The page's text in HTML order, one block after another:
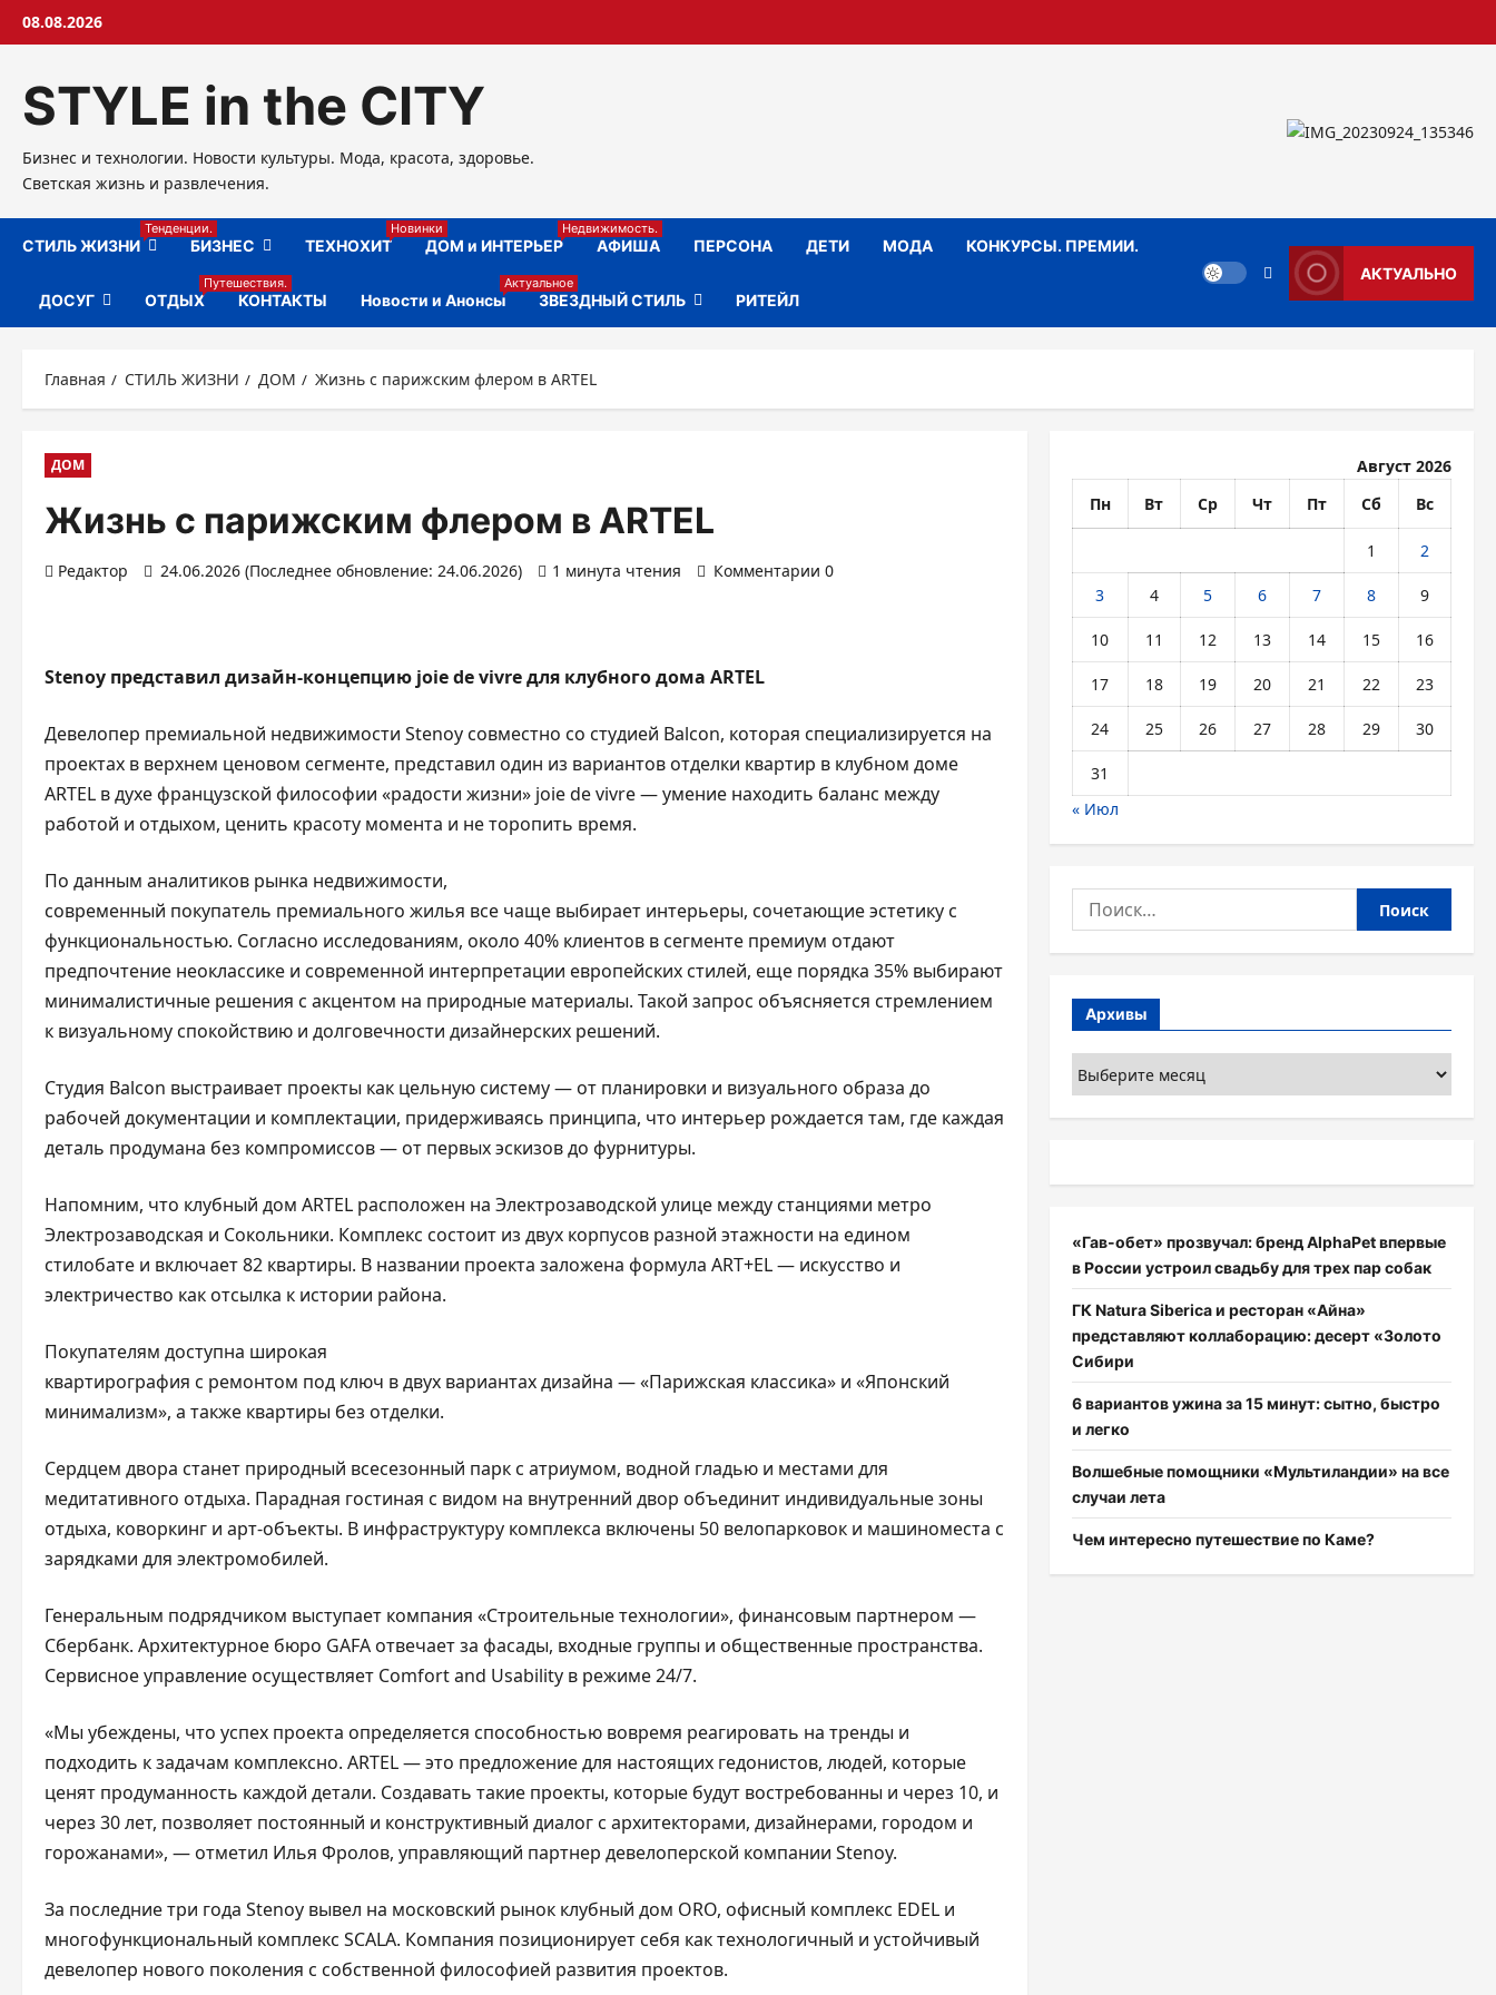
Перейти
08.08.2026
STYLE in the CITY
Бизнес и технологии. Новости культуры. Мода, красота, здоровье.
Светская жизнь и развлечения.
СТИЛЬ ЖИЗНИ
Тенденции.
БИЗНЕС ТЕХНОХИТ
Новинки
ДОМ и ИНТЕРЬЕР
Недвижимость.
АФИША ПЕРСОНА ДЕТИ МОДА КОНКУРСЫ. ПРЕМИИ.
ДОСУГ ОТДЫХ
Путешествия.
КОНТАКТЫ Новости и Анонсы
Актуальное
ЗВЕЗДНЫЙ СТИЛЬ РИТЕЙЛ
АКТУАЛЬНО
Главная СТИЛЬ ЖИЗНИ ДОМ Жизнь с парижским флером в ARTEL
ДОМ
Жизнь с парижским флером в ARTEL
Редактор 24.06.2026 (Последнее обновление: 24.06.2026) 1 минута чтения Комментарии 0
Stenoy представил дизайн-концепцию joie de vivre для клубного дома ARTEL
Девелопер премиальной недвижимости Stenoy совместно со студией Balcon, которая специализируется на
проектах в верхнем ценовом сегменте, представил один из вариантов отделки квартир в клубном доме
ARTEL в духе французской философии «радости жизни» joie de vivre — умение находить баланс между
работой и отдыхом, ценить красоту момента и не торопить время.
По данным аналитиков рынка недвижимости,
современный покупатель премиального жилья все чаще выбирает интерьеры, сочетающие эстетику с
функциональностью. Согласно исследованиям, около 40% клиентов в сегменте премиум отдают
предпочтение неоклассике и современной интерпретации европейских стилей, еще порядка 35% выбирают
минималистичные решения с акцентом на природные материалы. Такой запрос объясняется стремлением
к визуальному спокойствию и долговечности дизайнерских решений.
Студия Balcon выстраивает проекты как цельную систему — от планировки и визуального образа до
рабочей документации и комплектации, придерживаясь принципа, что интерьер рождается там, где каждая
деталь продумана без компромиссов — от первых эскизов до фурнитуры.
Напомним, что клубный дом ARTEL расположен на Электрозаводской улице между станциями метро
Электрозаводская и Сокольники. Комплекс состоит из двух корпусов разной этажности на едином
стилобате и включает 82 квартиры. В названии проекта заложена формула ART+EL — искусство и
электричество как отсылка к истории района.
Покупателям доступна широкая
квартирография с ремонтом под ключ в двух вариантах дизайна — «Парижская классика» и «Японский
минимализм», а также квартиры без отделки.
Сердцем двора станет природный всесезонный парк с атриумом, водной гладью и местами для
медитативного отдыха. Парадная гостиная с видом на внутренний двор объединит индивидуальные зоны
отдыха, коворкинг и арт-объекты. В инфраструктуру комплекса включены 50 велопарковок и машиноместа с
зарядками для электромобилей.
Генеральным подрядчиком выступает компания «Строительные технологии», финансовым партнером —
Сбербанк. Архитектурное бюро GAFA отвечает за фасады, входные группы и общественные пространства.
Сервисное управление осуществляет Comfort and Usability в режиме 24/7.
«Мы убеждены, что успех проекта определяется способностью вовремя реагировать на тренды и
подходить к задачам комплексно. ARTEL — это предложение для настоящих гедонистов, людей, которые
ценят продуманность каждой детали. Создавать такие проекты, которые будут востребованны и через 10, и
через 30 лет, позволяет постоянный и конструктивный диалог с архитекторами, дизайнерами, городом и
горожанами», — отметил Илья Фролов, управляющий партнер девелоперской компании Stenoy.
За последние три года Stenoy вывел на московский рынок клубный дом ORO, офисный комплекс EDEL и
многофункциональный комплекс SCALA. Компания позиционирует себя как технологичный и устойчивый
девелопер нового поколения с собственной философией развития проектов.
Август 2026
Пн
Вт Ср Чт Пт Сб Вс
1 2
3 4 5 6 7 8 9
10 11 12 13 14 15 16
17 18 19 20 21 22 23
24 25 26 27 28 29 30
31
« Июл
Найти:
Архивы
Архивы
«Гав-обет» прозвучал: бренд AlphaPet впервые
в России устроил свадьбу для трех пар собак
ГК Natura Siberica и ресторан «Айна»
представляют коллаборацию: десерт «Золото
Сибири
6 вариантов ужина за 15 минут: сытно, быстро
и легко
Волшебные помощники «Мультиландии» на все
случаи лета
Чем интересно путешествие по Каме?